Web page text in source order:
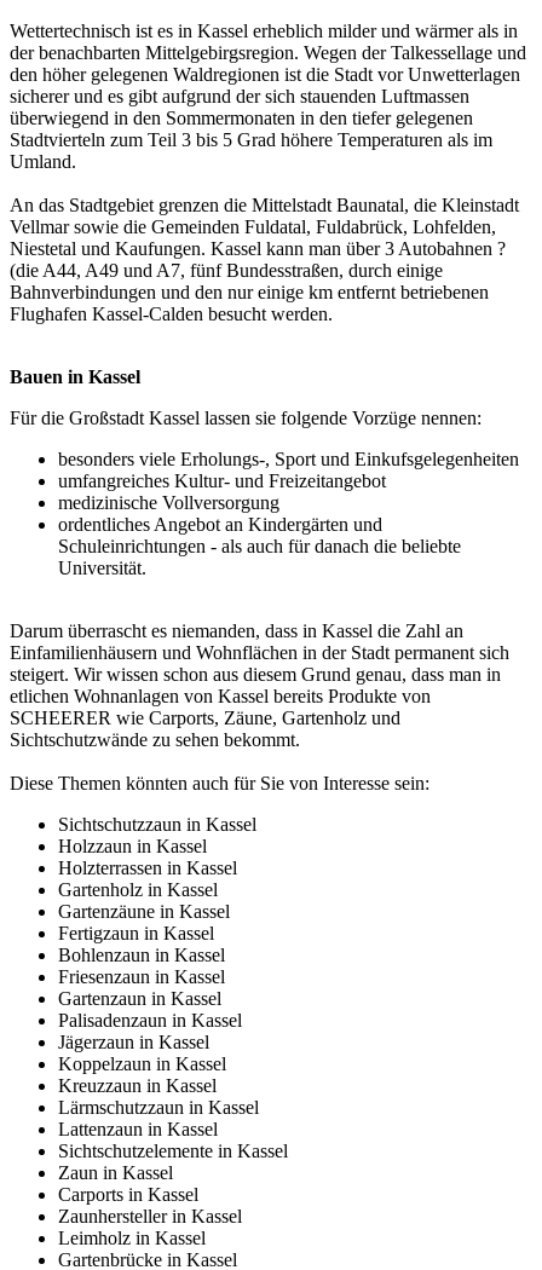
Wettertechnisch ist es in Kassel erheblich milder und wärmer als in
der benachbarten Mittelgebirgsregion. Wegen der Talkessellage und
den höher gelegenen Waldregionen ist die Stadt vor Unwetterlagen
sicherer und es gibt aufgrund der sich stauenden Luftmassen
überwiegend in den Sommermonaten in den tiefer gelegenen
Stadtvierteln zum Teil 3 bis 5 Grad höhere Temperaturen als im
Umland.
An das Stadtgebiet grenzen die Mittelstadt Baunatal, die Kleinstadt
Vellmar sowie die Gemeinden Fuldatal, Fuldabrück, Lohfelden,
Niestetal und Kaufungen. Kassel kann man über 3 Autobahnen ?
(die A44, A49 und A7, fünf Bundesstraßen, durch einige
Bahnverbindungen und den nur einige km entfernt betriebenen
Flughafen Kassel-Calden besucht werden.
Bauen in Kassel
Für die Großstadt Kassel lassen sie folgende Vorzüge nennen:
besonders viele Erholungs-, Sport und Einkufsgelegenheiten
umfangreiches Kultur- und Freizeitangebot
medizinische Vollversorgung
ordentliches Angebot an Kindergärten und
Schuleinrichtungen - als auch für danach die beliebte
Universität.
Darum überrascht es niemanden, dass in Kassel die Zahl an
Einfamilienhäusern und Wohnflächen in der Stadt permanent sich
steigert. Wir wissen schon aus diesem Grund genau, dass man in
etlichen Wohnanlagen von Kassel bereits Produkte von
SCHEERER wie Carports, Zäune, Gartenholz und
Sichtschutzwände zu sehen bekommt.
Diese Themen könnten auch für Sie von Interesse sein:
Sichtschutzzaun in Kassel
Holzzaun in Kassel
Holzterrassen in Kassel
Gartenholz in Kassel
Gartenzäune in Kassel
Fertigzaun in Kassel
Bohlenzaun in Kassel
Friesenzaun in Kassel
Gartenzaun in Kassel
Palisadenzaun in Kassel
Jägerzaun in Kassel
Koppelzaun in Kassel
Kreuzzaun in Kassel
Lärmschutzzaun in Kassel
Lattenzaun in Kassel
Sichtschutzelemente in Kassel
Zaun in Kassel
Carports in Kassel
Zaunhersteller in Kassel
Leimholz in Kassel
Gartenbrücke in Kassel